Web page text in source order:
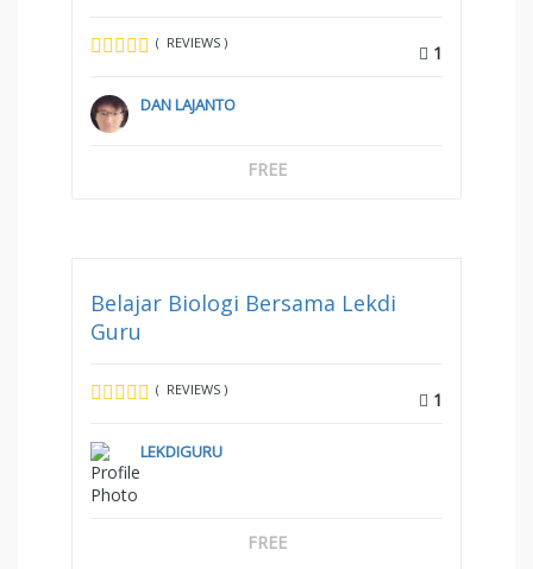
( REVIEWS ) 1
DAN LAJANTO
FREE
Belajar Biologi Bersama Lekdi
Guru
( REVIEWS ) 1
LEKDIGURU
FREE